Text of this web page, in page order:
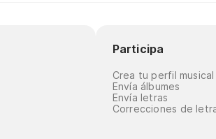
Participa
Crea tu perfil musical
Envía álbumes
Envía letras
Correcciones de